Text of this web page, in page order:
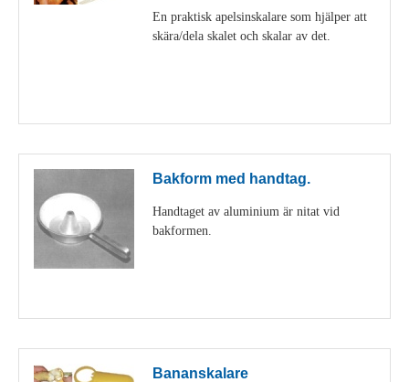
En praktisk apelsinskalare som hjälper att
skära/dela skalet och skalar av det.
Bakform med handtag.
Handtaget av aluminium är nitat vid
bakformen.
Bananskalare